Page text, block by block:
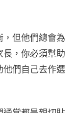
，但他們總會為
長，你必須幫助
他們自己去作選